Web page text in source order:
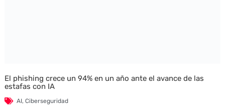
El phishing crece un 94% en un año ante el avance de las
estafas con IA
AI, Ciberseguridad